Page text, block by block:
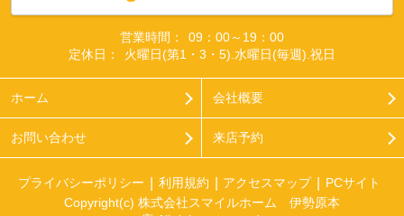
営業時間：
09：00～19：00
定休日：
火曜日(第1・3・5).水曜日(毎週).祝日
ホーム 会社概要
お問い合わせ 来店予約
プライバシーポリシー 利用規約 アクセスマップ
PCサイト
Copyright(c) 株式会社スマイルホーム 伊勢原本